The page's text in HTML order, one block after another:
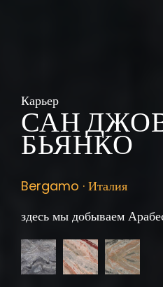
Карьер
САН
БЬЯНКО
Bergamo · Италия
здесь мы добываем